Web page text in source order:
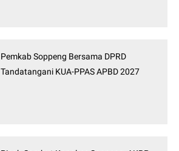
Pemkab Soppeng Bersama DPRD
Tandatangani KUA-PPAS APBD 2027